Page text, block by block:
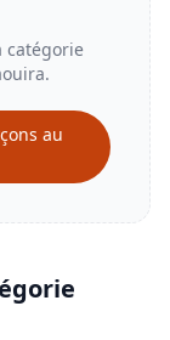
catégorie
.
au